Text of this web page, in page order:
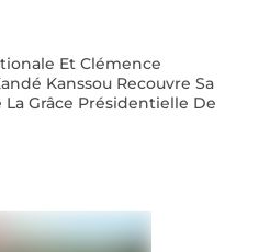
Et Clémence
Kanssou Recouvre Sa
La Grâce Présidentielle De